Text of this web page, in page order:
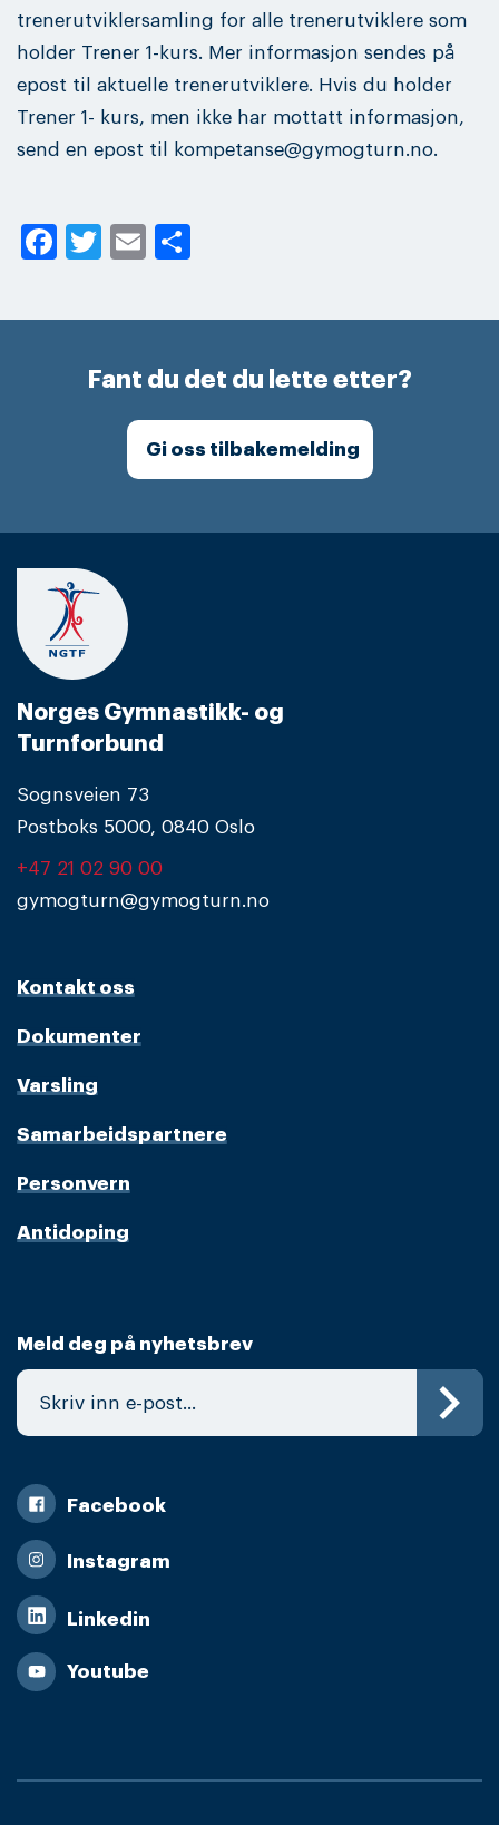
trenerutviklersamling for alle trenerutviklere som
holder Trener 1-kurs. Mer informasjon sendes på
epost til aktuelle trenerutviklere. Hvis du holder
Trener 1- kurs, men ikke har mottatt informasjon,
send en epost til kompetanse@gymogturn.no.
Facebook
Twitter
Email
Fant du det du lette etter?
Gi oss tilbakemelding
Norges Gymnastikk- og
Turnforbund
Sognsveien 73
Postboks 5000, 0840 Oslo
+47 21 02 90 00
gymogturn@gymogturn.no
Kontakt oss
Dokumenter
Varsling
Samarbeidspartnere
Personvern
Antidoping
Meld deg på nyhetsbrev
Facebook
Instagram
Linkedin
Youtube